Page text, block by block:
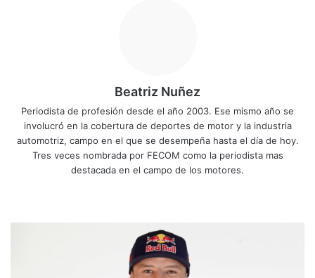
Beatriz Nuñez
Periodista de profesión desde el año 2003. Ese mismo año se
involucró en la cobertura de deportes de motor y la industria
automotriz, campo en el que se desempeña hasta el día de hoy.
Tres veces nombrada por FECOM como la periodista mas
destacada en el campo de los motores.